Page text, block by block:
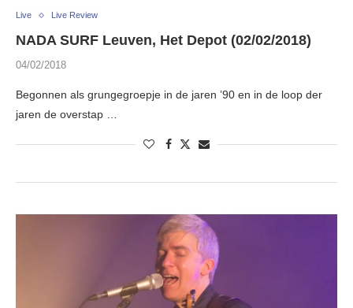
Live Live Review
NADA SURF Leuven, Het Depot (02/02/2018)
04/02/2018
Begonnen als grungegroepje in de jaren ’90 en in de loop der
jaren de overstap …